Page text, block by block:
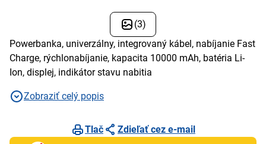
(3)
Powerbanka, univerzálny, integrovaný kábel, nabíjanie Fast
Charge, rýchlonabíjanie, kapacita 10000 mAh, batéria Li-
Ion, displej, indikátor stavu nabitia
Zobraziť celý popis
Tlač Zdieľať cez e-mail